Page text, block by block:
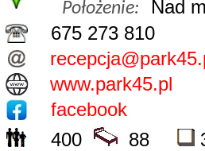
Położenie:
Nad
675 273 810
www.park45.pl
facebook
400
88